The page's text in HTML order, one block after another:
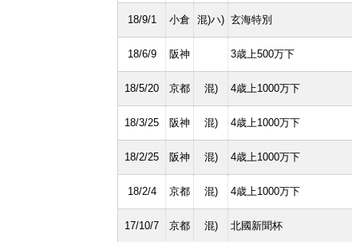
18/9/1 小倉 混)ハ) 玄海特別
18/6/9 阪神 3歳上500万下
18/5/20 京都 混) 4歳上1000万下
18/3/25 阪神 混) 4歳上1000万下
18/2/25 阪神 混) 4歳上1000万下
18/2/4 京都 混) 4歳上1000万下
17/10/7 京都 混) 北國新聞杯